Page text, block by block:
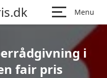
Menu
i
fair pris